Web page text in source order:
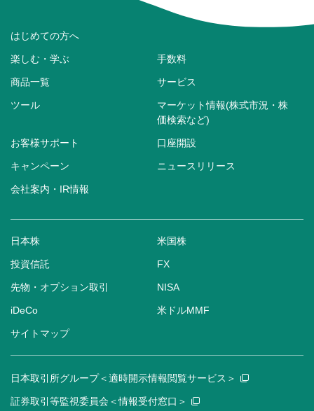
はじめての方へ
楽しむ・学ぶ 手数料
商品一覧 サービス
ツール
マーケット情報(株式市況・株
価検索など)
お客様サポート 口座開設
キャンペーン ニュースリリース
会社案内・IR情報
日本株 米国株
投資信託 FX
先物・オプション取引 NISA
iDeCo 米ドルMMF
サイトマップ
日本取引所グループ＜適時開示情報閲覧サービス＞
証券取引等監視委員会＜情報受付窓口＞